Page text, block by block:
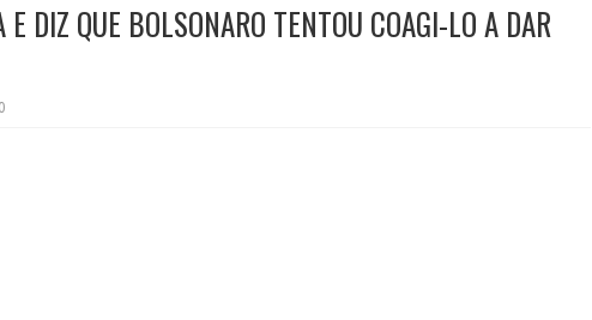
E DIZ QUE BOLSONARO TENTOU COAGI-LO A DAR
0